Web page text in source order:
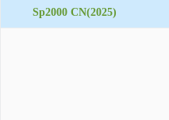
Sp2000 CN(2025)